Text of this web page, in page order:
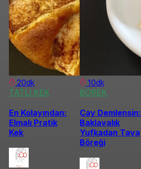
20dk
TATLI KEK
En Kolayından:
Elmalı Pratik
Kek
10dk
BÖREK
Çay Demlensin:
Baklavalık
Yufkadan Tava
Böreği